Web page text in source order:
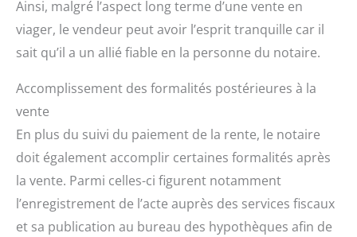
Ainsi, malgré l’aspect long terme d’une vente en
viager, le vendeur peut avoir l’esprit tranquille car il
sait qu’il a un allié fiable en la personne du notaire.
Accomplissement des formalités postérieures à la
vente
En plus du suivi du paiement de la rente, le notaire
doit également accomplir certaines formalités après
la vente. Parmi celles-ci figurent notamment
l’enregistrement de l’acte auprès des services fiscaux
et sa publication au bureau des hypothèques afin de